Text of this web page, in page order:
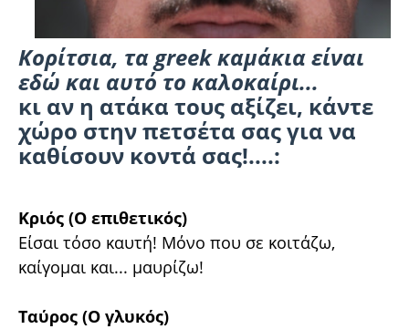
Κορίτσια, τα greek καμάκια είναι
εδώ και αυτό το καλοκαίρι...
κι αν η ατάκα τους αξίζει, κάντε
χώρο στην πετσέτα σας για να
καθίσουν κοντά σας!....:
Κριός (Ο επιθετικός)
Είσαι τόσο καυτή! Μόνο που σε κοιτάζω,
καίγομαι και... μαυρίζω!
Ταύρος (Ο γλυκός)